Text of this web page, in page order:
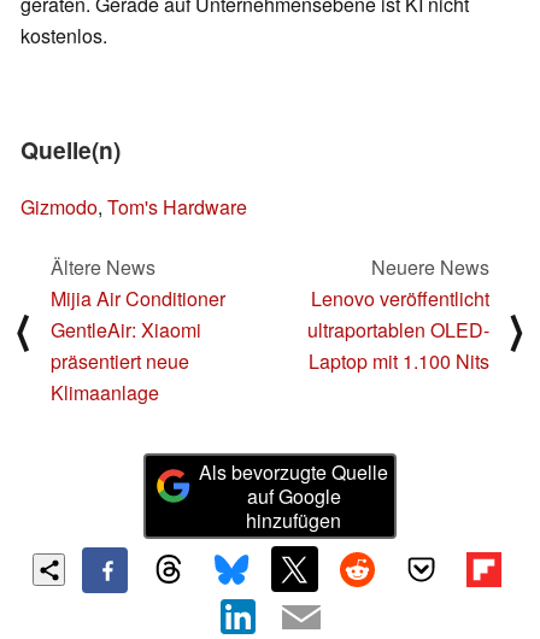
kostenlos.
Quelle(n)
Gizmodo, Tom's Hardware
⟨
Ältere News
Mijia Air Conditioner
GentleAir: Xiaomi
präsentiert neue
Klimaanlage
Neuere News
Lenovo veröffentlicht
ultraportablen OLED-
Laptop mit 1.100 Nits
⟩
Als bevorzugte Quelle
auf Google
hinzufügen